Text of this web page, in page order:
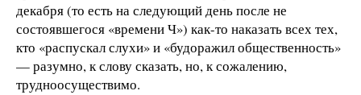
декабря (то есть на следующий день после не
состоявшегося «времени Ч») как-то наказать всех тех,
кто «распускал слухи» и «будоражил общественность»
— разумно, к слову сказать, но, к сожалению,
трудноосуществимо.